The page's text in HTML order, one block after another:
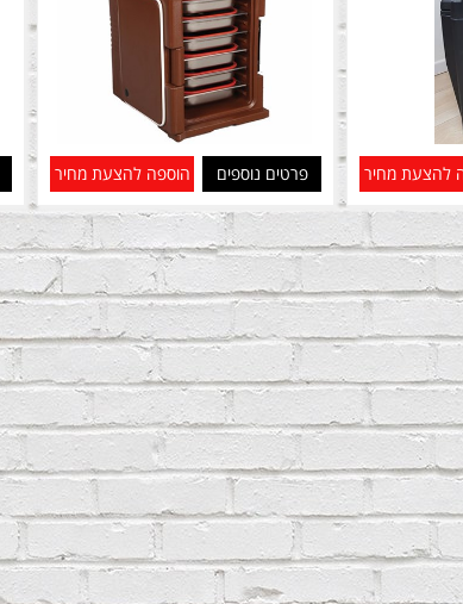
להצעת מחיר פרטים נוספים הוספה להצעת מחיר